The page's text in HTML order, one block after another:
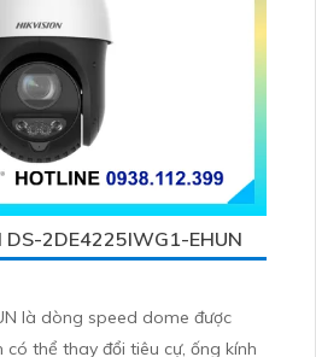
DS-2DE4225IWG1-EHUN
là dòng speed dome được
thể thay đổi tiêu cự, ống kính